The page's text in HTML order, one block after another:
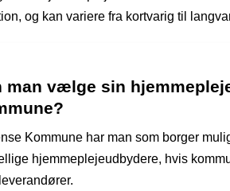
og kan variere fra kortvarig til
man vælge sin
Kommune har man som borger
hjemmeplejeudbydere, hvis